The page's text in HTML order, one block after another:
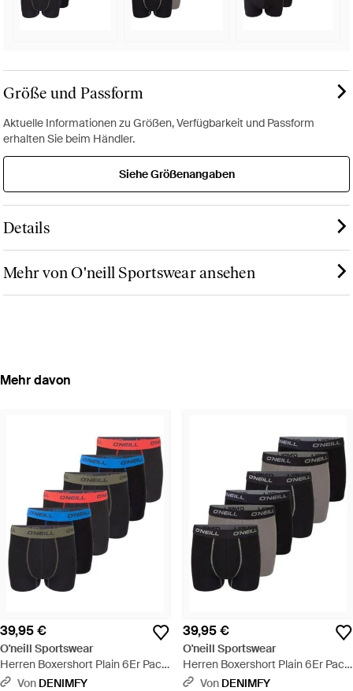
Größe und Passform
Aktuelle Informationen zu Größen, Verfügbarkeit und Passform
erhalten Sie beim Händler.
Siehe Größenangaben
Details
Mehr von O'neill Sportswear ansehen
Mehr davon
39,95 €
O'neill Sportswear
Herren Boxershort Plain 6Er Pack
- Blau
Von DENIMFY
39,95 €
O'neill Sportswear
Herren Boxershort Plain 6Er Pack
- Schwarz
Von DENIMFY